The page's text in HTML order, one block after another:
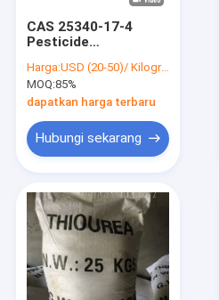
CAS 25340-17-4
Pesticide
Densitas 0,87 G/ml
Dan Flash Point
134°F
Harga:USD (20-50)/ Kilogram
MOQ:85%
dapatkan harga terbaru
Hubungi sekarang